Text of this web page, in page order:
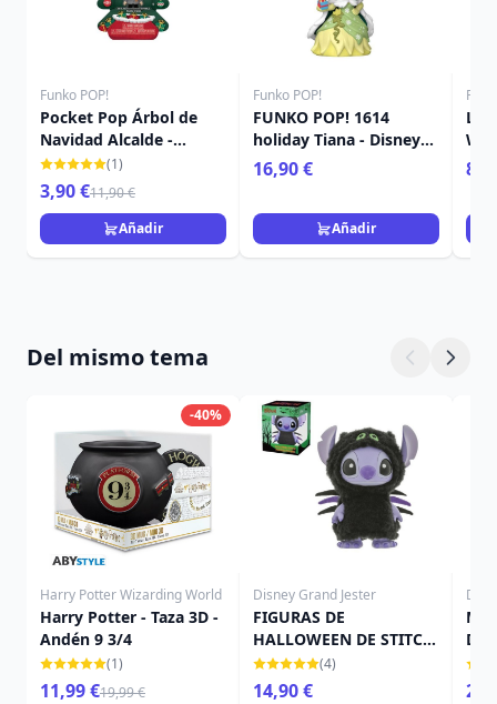
Funko POP!
Pocket Pop Árbol de
Navidad Alcalde -
Disney Pesadilla antes
Navidad
(1)
3,90 €11,90 €
Añadir
Funko POP!
FUNKO POP! 1614
holiday Tiana - Disney
Princess
16,90 €
Añadir
Del mismo tema
-40%
Harry Potter Wizarding World
Harry Potter - Taza 3D -
Andén 9 3/4
(1)
11,99 €19,99 €
Disney Grand Jester
FIGURAS DE
HALLOWEEN DE STITCH
SPIDER - DISNEY GRAND
JESTER
(4)
14,90 €
DE